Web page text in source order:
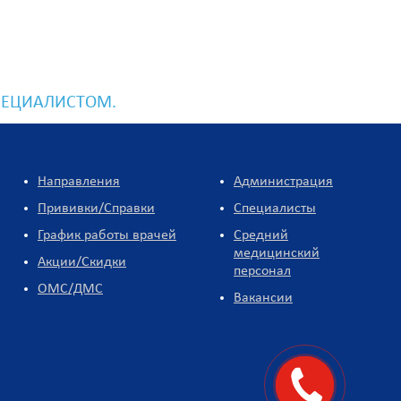
Направления
Прививки/Справки
График работы врачей
Акции/Скидки
ОМС/ДМС
Администрация
Специалисты
Средний
медицинский
персонал
Вакансии
Заказать
звонок